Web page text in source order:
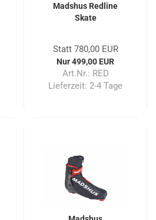
Madshus Redline
Skate
Statt 780,00 EUR
Nur 499,00 EUR
Art.Nr.: RED
Lieferzeit: 2-4 Tage